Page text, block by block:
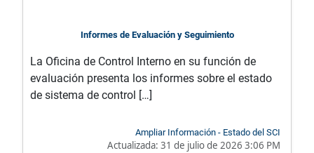
Informes de Evaluación y Seguimiento
La Oficina de Control Interno en su función de
evaluación presenta los informes sobre el estado
de sistema de control […]
Ampliar Información - Estado del SCI
Actualizada: 31 de julio de 2026 3:06 PM